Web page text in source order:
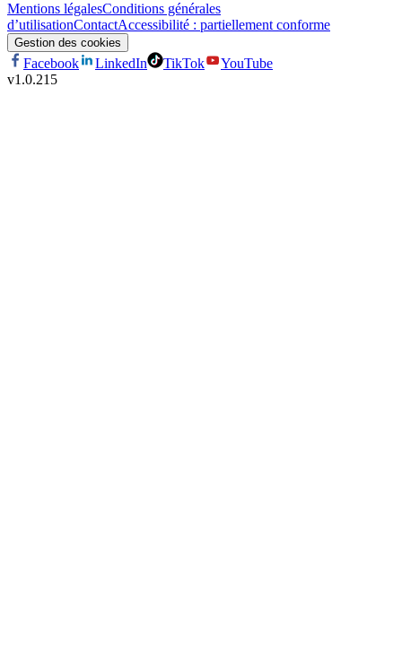
Mentions légalesConditions générales
d’utilisationContactAccessibilité : partiellement conforme
Gestion des cookies
Facebook LinkedIn TikTok
YouTube
v1.0.215